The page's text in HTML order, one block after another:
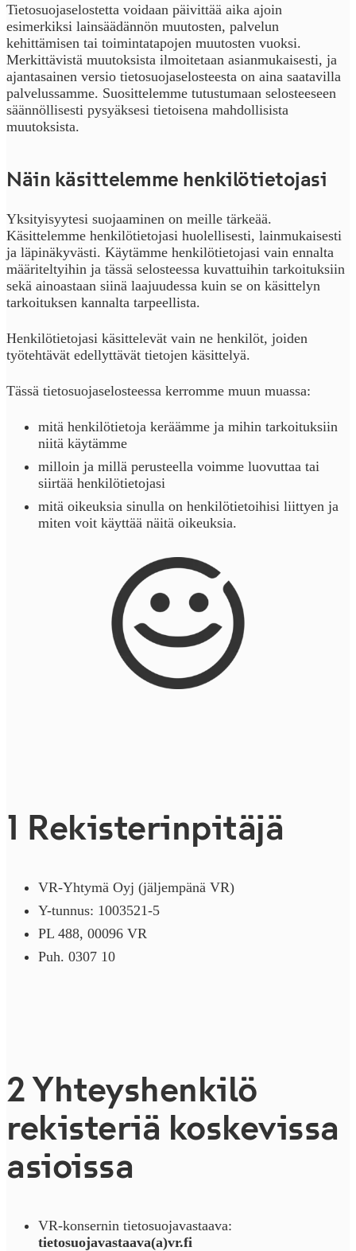
Tietosuojaselostetta voidaan päivittää aika ajoin
esimerkiksi lainsäädännön muutosten, palvelun
kehittämisen tai toimintatapojen muutosten vuoksi.
Merkittävistä muutoksista ilmoitetaan asianmukaisesti, ja
ajantasainen versio tietosuojaselosteesta on aina saatavilla
palvelussamme. Suosittelemme tutustumaan selosteeseen
säännöllisesti pysyäksesi tietoisena mahdollisista
muutoksista.
Näin käsittelemme henkilö­tietojasi
Yksityisyytesi suojaaminen on meille tärkeää.
Käsittelemme henkilötietojasi huolellisesti, lainmukaisesti
ja läpinäkyvästi. Käytämme henkilötietojasi vain ennalta
määriteltyihin ja tässä selosteessa kuvattuihin tarkoituksiin
sekä ainoastaan siinä laajuudessa kuin se on käsittelyn
tarkoituksen kannalta tarpeellista.
Henkilötietojasi käsittelevät vain ne henkilöt, joiden
työtehtävät edellyttävät tietojen käsittelyä.
Tässä tietosuojaselosteessa kerromme muun muassa:
mitä henkilötietoja keräämme ja mihin tarkoituksiin
niitä käytämme
milloin ja millä perusteella voimme luovuttaa tai
siirtää henkilötietojasi
mitä oikeuksia sinulla on henkilötietoihisi liittyen ja
miten voit käyttää näitä oikeuksia.
1 Rekisterin­pitäjä
VR-Yhtymä Oyj (jäljempänä VR)
Y-tunnus: 1003521-5
PL 488, 00096 VR
Puh. 0307 10
2 Yh­teys­hen­ki­lö
rekisteriä koskevissa
asioissa
VR-konsernin tietosuojavastaava:
tietosuojavastaava(a)vr.fi